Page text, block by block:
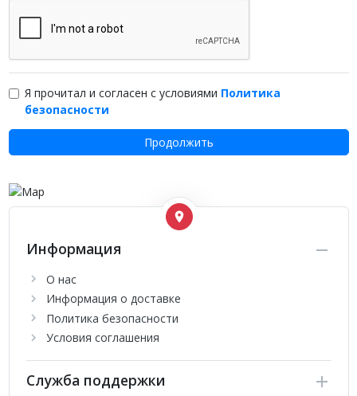
Я прочитал и согласен с условиями Политика
безопасности
Информация
О нас
Информация о доставке
Политика безопасности
Условия соглашения
Служба поддержки